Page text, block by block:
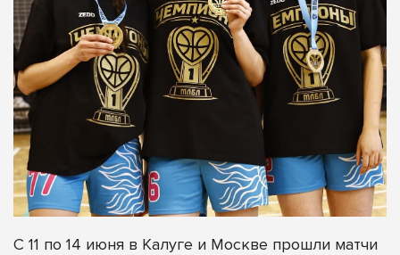
С 11 по 14 июня в Калуге и Москве прошли матчи